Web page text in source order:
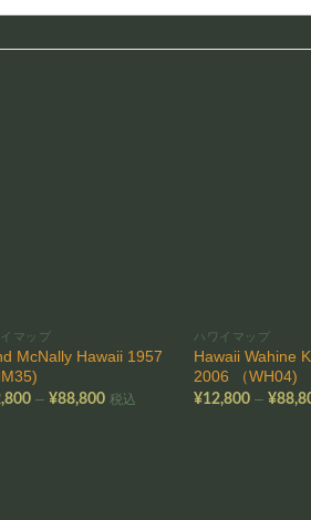
マップ
McNally Hawaii 1957
–¥88,800価税込
ハワイマップ
Hawaii Wahine
2006 （WH04)
¥12,800 –¥